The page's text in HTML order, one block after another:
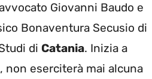
Giovanni Baudo e
Bonaventura Secusio di
di Catania. Inizia a
non eserciterà mai alcuna